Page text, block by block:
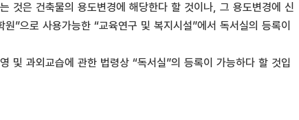
것은 건축물의 용도변경에 해당한다 할 것이나, 그 용도변경에 신
”으로 사용가능한 “교육연구 및 복지시설”에서 독서실의 등록이
및 과외교습에 관한 법령상 “독서실”의 등록이 가능하다 할 것입